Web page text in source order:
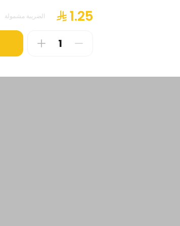
الضريبة مشمولة